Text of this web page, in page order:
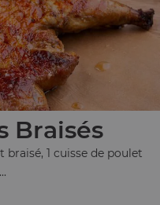
Braisés
1 cuisse de poulet